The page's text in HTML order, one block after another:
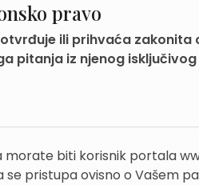
pravo
ili prihvaća zakonita
pitanja iz njenog
morate biti korisnik portala
se pristupa ovisno o Vašem